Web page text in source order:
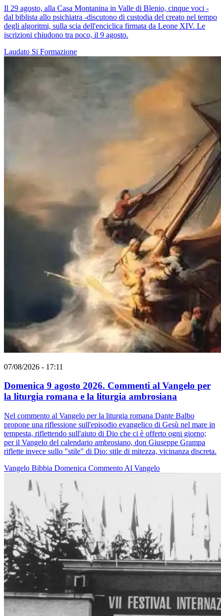
Il 29 agosto, alla Casa Montanina in Valle di Blenio, cinque voci -
dal biblista allo psichiatra -discutono di custodia del creato nel tempo
degli algoritmi, sulla scia dell'enciclica firmata da Leone XIV. Le
iscrizioni chiudono tra poco, il 9 agosto.
Laudato Si Formazione
07/08/2026 - 17:11
Domenica 9 agosto 2026. Commenti al Vangelo per
la liturgia romana e la liturgia ambrosiana
Nel commento al Vangelo per la liturgia romana Dante Balbo
propone una riflessione sull'episodio evangelico di Gesù nel mare in
tempesta, riflettendo sull'aiuto di Dio che ci è offerto ogni giorno;
per il Vangelo del calendario ambrosiano, don Giuseppe Grampa
riflette invece sullo "stile" di Dio: stile di mitezza, vicinanza discreta.
Vangelo Bibbia Domenica Commento Al Vangelo